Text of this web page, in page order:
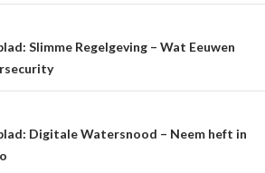
Slimme Regelgeving – Wat Eeuwen
Digitale Watersnood – Neem heft in